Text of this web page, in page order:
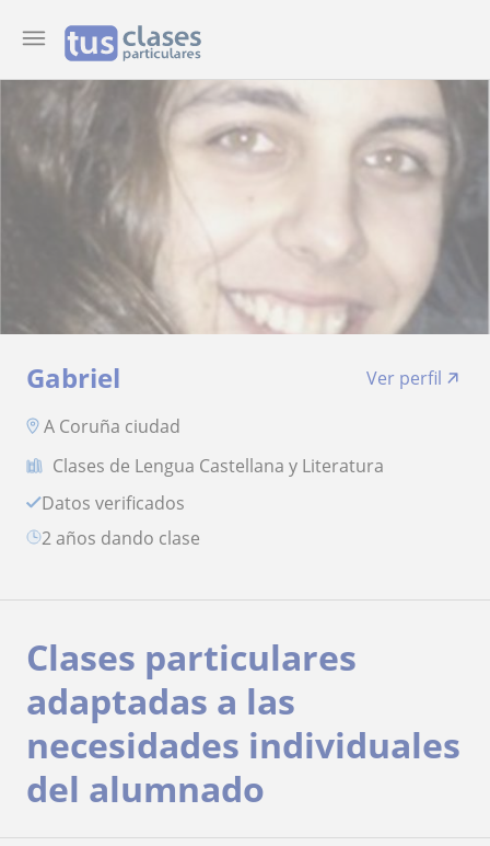
Gabriel
Ver perfil
A Coruña ciudad
Clases de Lengua Castellana y Literatura
Datos verificados
2 años dando clase
Clases particulares
adaptadas a las
necesidades individuales
del alumnado